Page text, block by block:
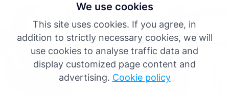
We use cookies
This site uses cookies. If you agree, in
addition to strictly necessary cookies, we will
use cookies to analyse traffic data and
display customized page content and
advertising. Cookie policy
Français
Italiano